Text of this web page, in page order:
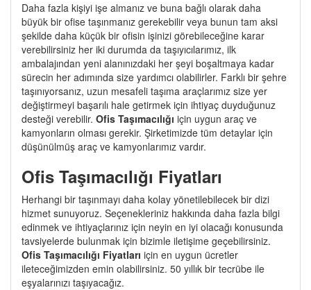
Daha fazla kişiyi işe almanız ve buna bağlı olarak daha
büyük bir ofise taşınmanız gerekebilir veya bunun tam aksi
şekilde daha küçük bir ofisin işinizi görebileceğine karar
verebilirsiniz her iki durumda da taşıyıcılarımız, ilk
ambalajından yeni alanınızdaki her şeyi boşaltmaya kadar
sürecin her adımında size yardımcı olabilirler. Farklı bir şehre
taşınıyorsanız, uzun mesafeli taşıma araçlarımız size yer
değiştirmeyi başarılı hale getirmek için ihtiyaç duyduğunuz
desteği verebilir. Ofis Taşımacılığı için uygun araç ve
kamyonların olması gerekir. Şirketimizde tüm detaylar için
düşünülmüş araç ve kamyonlarımız vardır.
Ofis Taşımacılığı Fiyatları
Herhangi bir taşınmayı daha kolay yönetilebilecek bir dizi
hizmet sunuyoruz. Seçenekleriniz hakkında daha fazla bilgi
edinmek ve ihtiyaçlarınız için neyin en iyi olacağı konusunda
tavsiyelerde bulunmak için bizimle iletişime geçebilirsiniz.
Ofis Taşımacılığı Fiyatları için en uygun ücretler
ileteceğimizden emin olabilirsiniz. 50 yıllık bir tecrübe ile
eşyalarınızı taşıyacağız.